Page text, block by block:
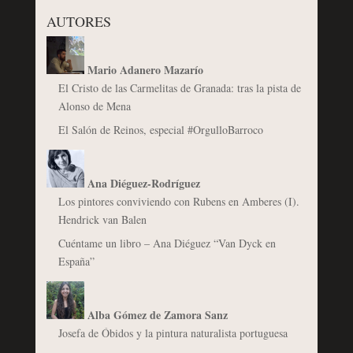
AUTORES
Mario Adanero Mazarío
El Cristo de las Carmelitas de Granada: tras la pista de
Alonso de Mena
El Salón de Reinos, especial #OrgulloBarroco
Ana Diéguez-Rodríguez
Los pintores conviviendo con Rubens en Amberes (I).
Hendrick van Balen
Cuéntame un libro – Ana Diéguez “Van Dyck en
España”
Alba Gómez de Zamora Sanz
Josefa de Óbidos y la pintura naturalista portuguesa